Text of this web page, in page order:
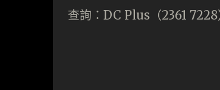
查詢：DC Plus（2361 7228